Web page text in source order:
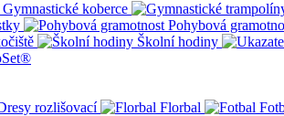
Gymnastické koberce
Pohybová
Školní hodiny
rozlišovací Florbal